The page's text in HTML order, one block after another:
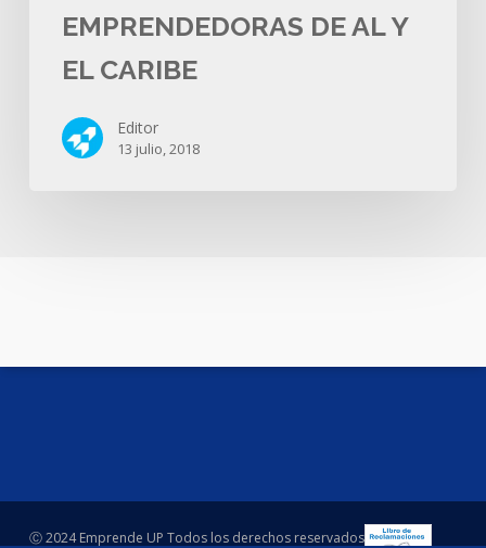
EMPRENDEDORAS DE AL Y
EL CARIBE
Editor
13 julio, 2018
Ⓒ 2024 Emprende UP Todos los derechos reservados